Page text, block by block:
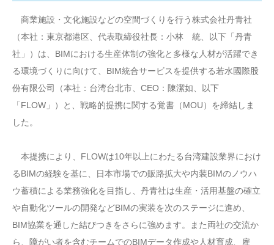
商業施設・文化施設などの空間づくりを行う株式会社丹青社
（本社：東京都港区、代表取締役社長：小林 統、以下「丹青
社」）は、BIMにおける生産体制の強化と多様な人材が活躍でき
る環境づくりに向けて、BIM統合サービスを提供する若⽔國際股
份有限公司（本社：台湾台北市、CEO：陳潔如、以下
「FLOW」）と、戦略的提携に関する覚書（MOU）を締結しま
した。
本提携により、FLOWは10年以上にわたる台湾建設業界におけ
るBIMの経験を基に、日本市場での販路拡大や内装BIMのノウハ
ウ蓄積による業務強化を目指し、丹青社は生産・活用基盤の確立
や自動化ツールの開発などBIMの実装を次のステージに進め、
BIM協業を通した結びつきをさらに強めます。また両社の交流か
ら、障がい者を含むチームでのBIMデータ作成や人材育成、雇